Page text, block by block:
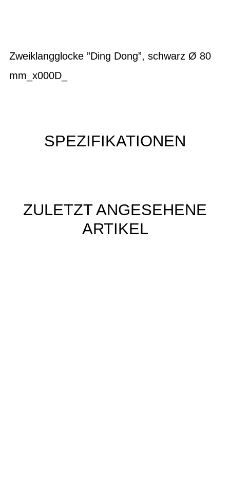
Zweiklangglocke ”Ding Dong”, schwarz Ø 80
mm_x000D_
SPEZIFIKATIONEN
ZULETZT ANGESEHENE
ARTIKEL